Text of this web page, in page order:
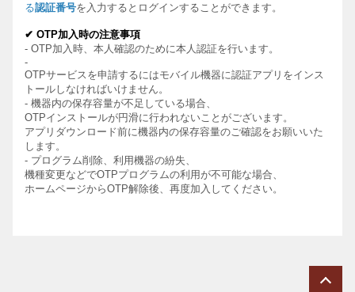
る認証番号を入力するとログインすることができます。
✔ OTP加入時の注意事項
- OTP加入時、本人確認のために本人認証を行います。
-
OTPサービスを申請するにはモバイル機器に認証アプリをインス
トールしなければいけません。
- 機器内の保存容量が不足している場合、
OTPインストールが円滑に行われないことがございます。
アプリダウンロード前に機器内の保存容量のご確認をお願いいた
します。
- プログラム削除、利用機器の紛失、
機種変更などでOTPプログラムの利用が不可能な場合、
ホームページからOTP解除後、再度加入してください。